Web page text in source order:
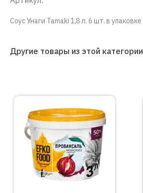
Соус Унаги Tamaki 1,8 л. 6 шт. в упаковке
Другие товары из этой категории